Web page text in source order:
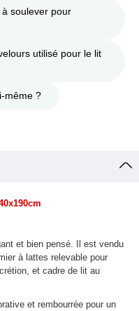
soulever pour
utilisé pour le lit
même ?
et bien pensé. Il est vendu
à lattes relevable pour
et cadre de lit au
et rembourrée pour un